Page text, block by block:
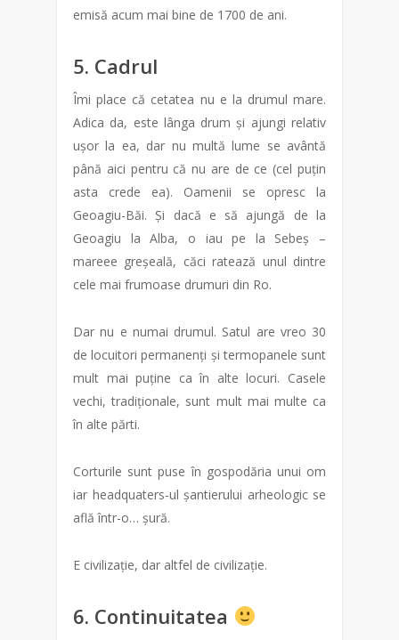
emisă acum mai bine de 1700 de ani.
5. Cadrul
Îmi place că cetatea nu e la drumul mare.
Adica da, este lânga drum și ajungi relativ
ușor la ea, dar nu multă lume se avântă
până aici pentru că nu are de ce (cel puțin
asta crede ea). Oamenii se opresc la
Geoagiu-Băi. Și dacă e să ajungă de la
Geoagiu la Alba, o iau pe la Sebeș –
mareee greșeală, căci ratează unul dintre
cele mai frumoase drumuri din Ro.
Dar nu e numai drumul. Satul are vreo 30
de locuitori permanenți și termopanele sunt
mult mai puține ca în alte locuri. Casele
vechi, tradiționale, sunt mult mai multe ca
în alte părti.
Corturile sunt puse în gospodăria unui om
iar headquaters-ul șantierului arheologic se
află într-o… șură.
E civilizație, dar altfel de civilizație.
6. Continuitatea